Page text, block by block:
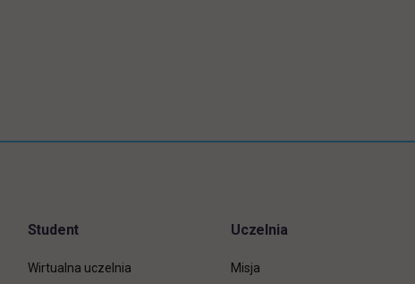
Student
Wirtualna uczelnia
Uczelnia
Misja